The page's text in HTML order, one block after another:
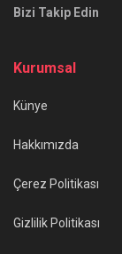
Bizi Takip Edin
Kurumsal
Künye
Hakkımızda
Çerez Politikası
Gizlilik Politikası